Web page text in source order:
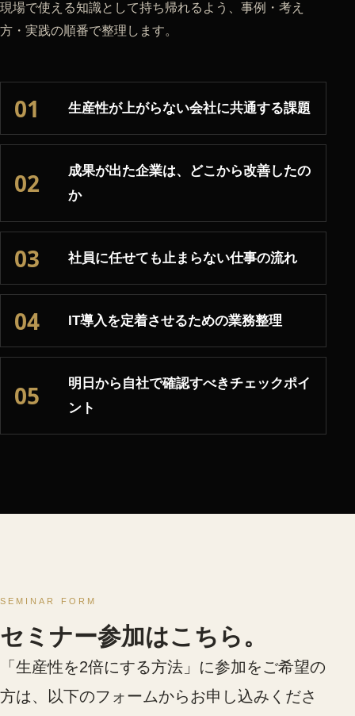
現場で使える知識として持ち帰れるよう、事例・考え
方・実践の順番で整理します。
01 生産性が上がらない会社に共通する課題
02
成果が出た企業は、どこから改善したの
か
03 社員に任せても止まらない仕事の流れ
04 IT導入を定着させるための業務整理
05
明日から自社で確認すべきチェックポイ
ント
SEMINAR FORM
セミナー参加はこちら。
「生産性を2倍にする方法」に参加をご希望の
方は、以下のフォームからお申し込みくださ